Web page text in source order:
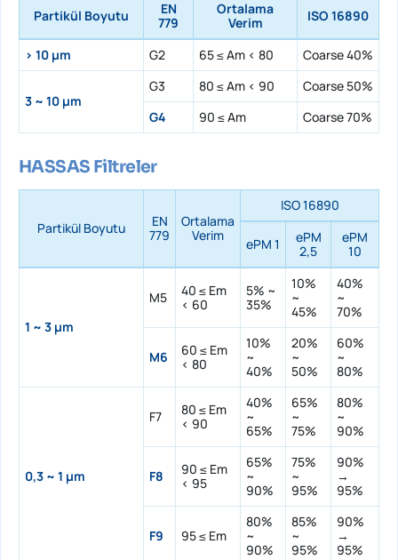
Partikül Boyutu
EN
779
Ortalama
Verim
ISO 16890
> 10 µm G2 65 ≤ Am < 80 Coarse 40%
3 ~ 10 µm
G3 80 ≤ Am < 90
Coarse 50%
G4
90 ≤ Am Coarse 70%
HASSAS Filtreler
Partikül Boyutu
EN
779
Ortalama
Verim
ISO 16890
ePM 1
ePM
2,5
ePM
10
1 ~ 3 µm
M5
40 ≤ Em
< 60
5% ~
35%
10%
~
45%
40%
~
70%
M6
60 ≤ Em
< 80
10%
~
40%
20%
~
50%
60%
~
80%
0,3 ~ 1 µm
F7
80 ≤ Em
< 90
40%
~
65%
65%
~
75%
80%
~
90%
F8
90 ≤ Em
< 95
65%
~
90%
75%
~
95%
90%
→
95%
F9 95 ≤ Em
80%
~
90%
85%
~
95%
90%
→
95%